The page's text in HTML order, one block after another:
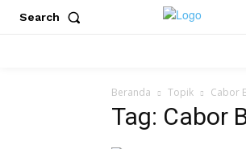
Search
Beranda Topik Cabor
Tag: Cabor